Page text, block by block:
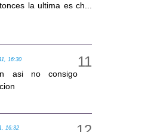
la ultima es ch...
16:30
asi no consigo
16:32